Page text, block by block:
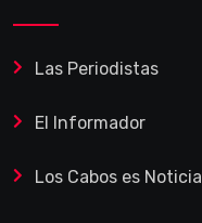
Las Periodistas
El Informador
Los Cabos es Noticia